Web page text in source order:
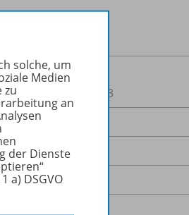
OD100160000123
1
868,4 kB
PDF-Dokument
solche, um
Medien
zu
an
der Dienste
a) DSGVO